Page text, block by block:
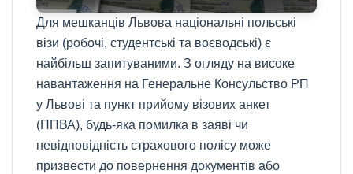
Для мешканців Львова національні польські
візи (робочі, студентські та воєводські) є
найбільш запитуваними. З огляду на високе
навантаження на Генеральне Консульство РП
у Львові та пункт прийому візових анкет
(ППВА), будь-яка помилка в заяві чи
невідповідність страхового полісу може
призвести до повернення документів або